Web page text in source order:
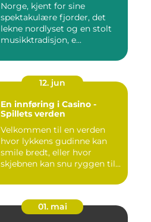
Norge, kjent for sine
spektakulære fjorder, det
lekne nordlyset og en stolt
musikktradisjon, e...
12. jun
En innføring i Casino -
Spillets verden
Velkommen til en verden
hvor lykkens gudinne kan
smile bredt, eller hvor
skjebnen kan snu ryggen til...
01. mai